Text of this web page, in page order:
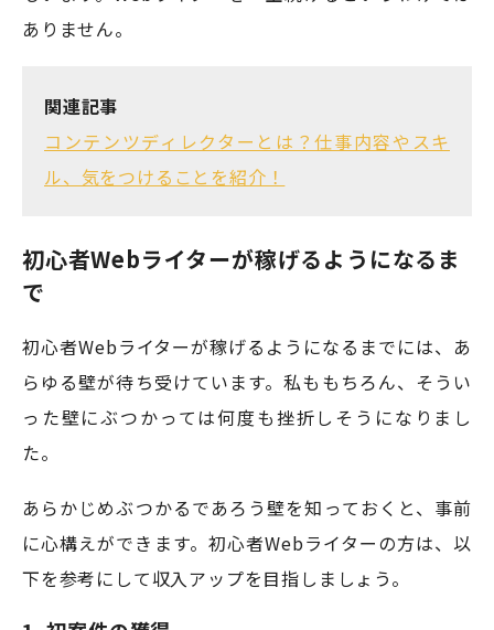
ありません。
関連記事
コンテンツディレクターとは？仕事内容やスキ
ル、気をつけることを紹介！
初心者Webライターが稼げるようになるま
で
初心者Webライターが稼げるようになるまでには、あ
らゆる壁が待ち受けています。私ももちろん、そうい
った壁にぶつかっては何度も挫折しそうになりまし
た。
あらかじめぶつかるであろう壁を知っておくと、事前
に心構えができます。初心者Webライターの方は、以
下を参考にして収入アップを目指しましょう。